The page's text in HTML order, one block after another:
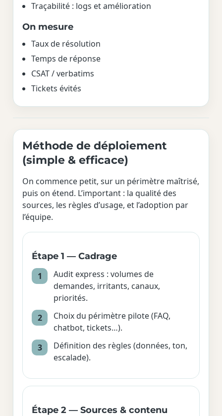
Traçabilité : logs et amélioration
On mesure
Taux de résolution
Temps de réponse
CSAT / verbatims
Tickets évités
Méthode de déploiement
(simple & efficace)
On commence petit, sur un périmètre maîtrisé,
puis on étend. L’important : la qualité des
sources, les règles d’usage, et l’adoption par
l’équipe.
Étape 1 — Cadrage
Audit express : volumes de
demandes, irritants, canaux,
priorités.
Choix du périmètre pilote (FAQ,
chatbot, tickets…).
Définition des règles (données, ton,
escalade).
Étape 2 — Sources & contenu